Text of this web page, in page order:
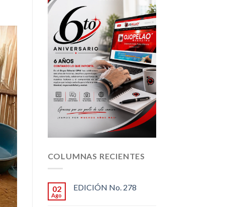
COLUMNAS RECIENTES
02
Ago
EDICIÓN No. 278